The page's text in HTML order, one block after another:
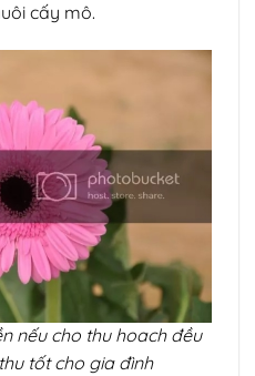
cấy mô.
nếu cho thu hoach đều
tốt cho gia đình